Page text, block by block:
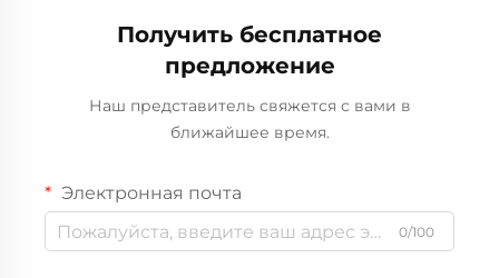
нанесения принта
бумажный стакан
Получить бесплатное
предложение
Наш представитель свяжется с вами в
ближайшее время.
Электронная почта
0/100